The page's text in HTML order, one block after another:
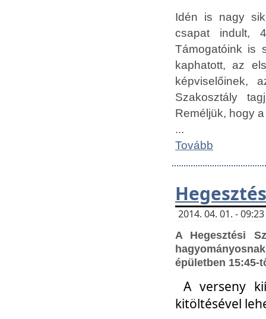
Idén is nagy
csapat indult,
Támogatóink is
kaphatott, az
képviselőinek,
Szakosztály
Reméljük, hogy
...
Tovább
2014. 04. 01. -
A Hegesztési
épületben 15:45-
A verseny
kitöltésével